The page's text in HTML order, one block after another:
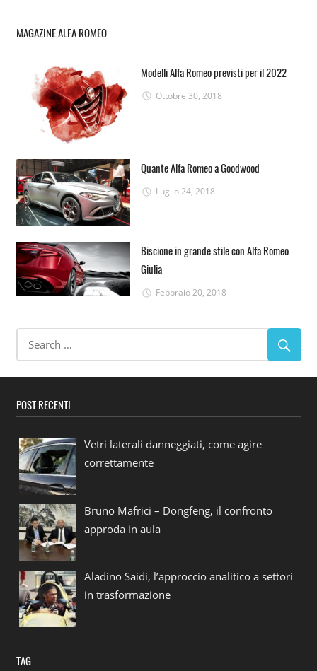
MAGAZINE ALFA ROMEO
Modelli Alfa Romeo previsti per il 2022
Ottobre 30, 2018
Quante Alfa Romeo a Goodwood
Luglio 24, 2018
Biscione in grande stile con Alfa Romeo
Giulia
Febbraio 20, 2018
POST RECENTI
Vetri laterali danneggiati, come agire
correttamente
Bruno Mafrici – Dongfeng, il confronto
approda in aula
Aladino Saidi, l’approccio analitico a settori
in trasformazione
TAG